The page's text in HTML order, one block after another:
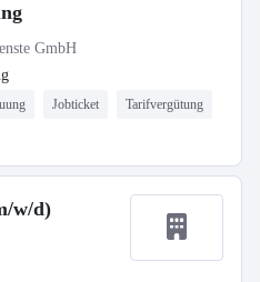
GmbH
Jobticket Tarifvergütung
w/d)